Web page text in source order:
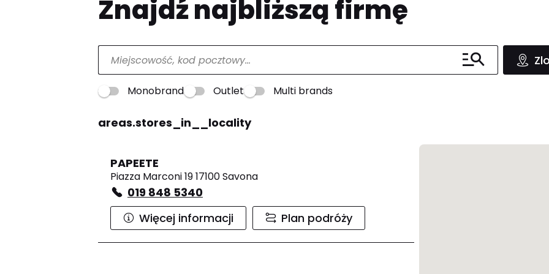
Znajdź najbliższą firmę
Monobrand Outlet Multi brands
areas.stores_in__locality
PAPEETE
Piazza Marconi 19 17100 Savona
019 848 5340
Więcej informacji
Plan podróży